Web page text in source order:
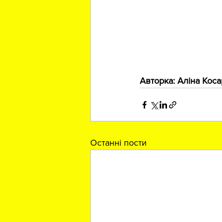
Авторка: Аліна
Останні пости